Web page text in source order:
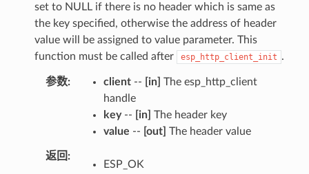
set to NULL if there is no header which is same as
the key specified, otherwise the address of header
value will be assigned to value parameter. This
function must be called after
esp_http_client_init .
参数 client-- [in] The esp_http_client
handle
key-- [in] The header key
value -- [out] The header value
返回
ESP_OK